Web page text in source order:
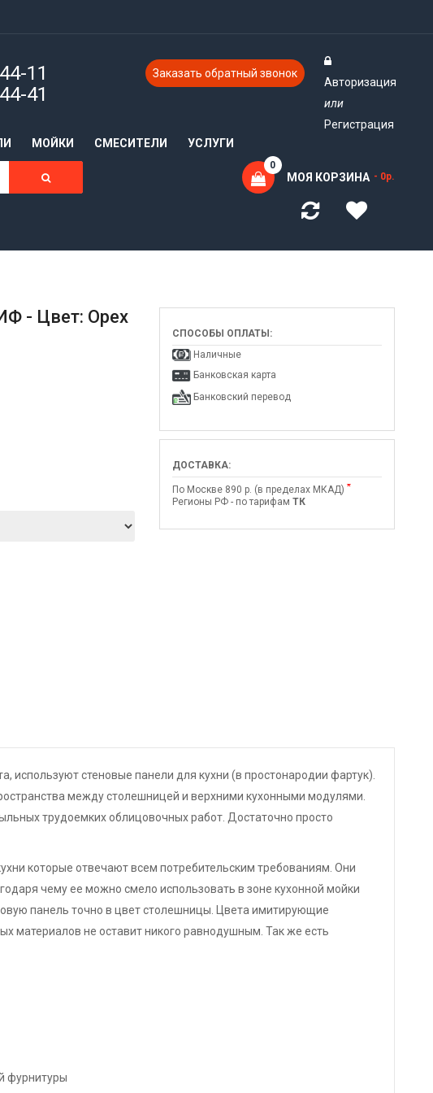
11
41
Заказать обратный звонок
МОЙКИ СМЕСИТЕЛИ УСЛУГИ
Авторизация
или
Регистрация
МОЯ КОРЗИНА
0
- 0р.
- Цвет: Орех
СПОСОБЫ ОПЛАТЫ:
Наличные
Банковская карта
Банковский перевод
ДОСТАВКА:
По Москве 890 р. (в пределах МКАД) *
Регионы РФ - по тарифам ТК
используют стеновые панели для кухни (в простонародии фартук).
между столешницей и верхними кухонными модулями.
трудоемких облицовочных работ. Достаточно просто
которые отвечают всем потребительским требованиям. Они
чему ее можно смело использовать в зоне кухонной мойки
панель точно в цвет столешницы. Цвета имитирующие
материалов не оставит никого равнодушным. Так же есть
фурнитуры